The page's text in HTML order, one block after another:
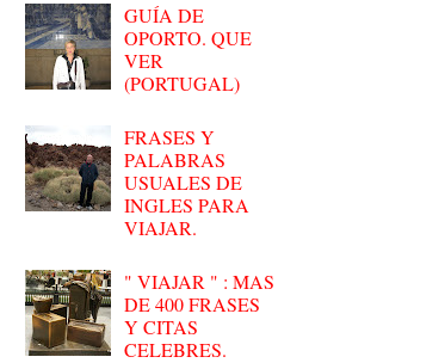
GUÍA DE
OPORTO. QUE
VER
(PORTUGAL)
FRASES Y
PALABRAS
USUALES DE
INGLES PARA
VIAJAR.
" VIAJAR " : MAS
DE 400 FRASES
Y CITAS
CELEBRES.